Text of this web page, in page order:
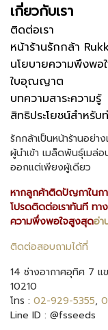
เกี่ยวกับเรา
ติดต่อเรา
หน้าร้านรักกล้า
นโยบายความพึงพอ
ใบอุณญาต
บทความสาระความรู้
สิทธิประโยชน์สำหรับ
รักกล้าเป็นหน้าร้านอย่
ผู้นำเข้า เมล็ดพันธุ์เมล่
ออกแต่เพียงผู้เดียว
หากลูกค้าติดปัญกาในก
โปรดติดต่อเราทันที ทา
ความพึ่งพอใจสูงสุดอ่า
ติดต่อสอบถามได้ที่
14 ช่างอากาศอุทิศ 7
10210
โทร : 02-929-5355,
Line ID : @fsseeds